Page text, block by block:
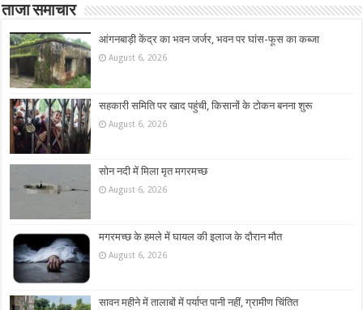
ताजा समाचार
आंगनबाड़ी केंद्र का भवन जर्जर, भवन पर घांस-फूस का कब्जा
August 6, 2026
सहकारी समिति पर खाद पहुंची, किसानों के टोकन बनना शुरू
August 6, 2026
सोन नदी में मिला मृत मगरमच्छ
August 6, 2026
मगरमच्छ के हमले में घायल की इलाज के दौरान मौत
August 6, 2026
सावन महीने में तालाबों में पर्याप्त पानी नहीं, ग्रामीण चिंतित